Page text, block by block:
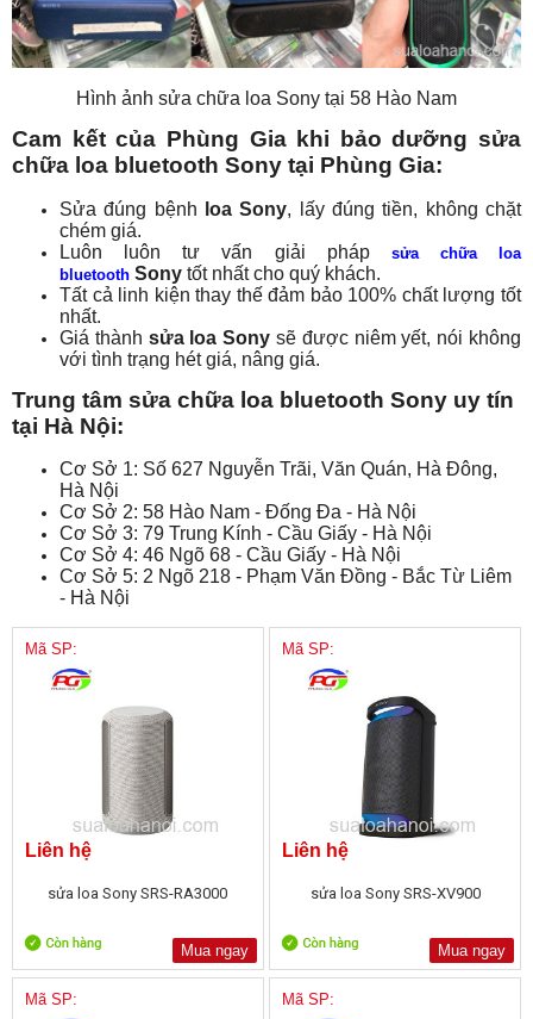
Hình ảnh sửa chữa loa Sony tại 58 Hào Nam
Cam kết của Phùng Gia khi bảo dưỡng sửa
chữa loa bluetooth Sony tại Phùng Gia:
Sửa đúng bệnh loa Sony, lấy đúng tiền, không chặt
chém giá.
Luôn luôn tư vấn giải pháp sửa chữa loa
bluetooth Sony tốt nhất cho quý khách.
Tất cả linh kiện thay thế đảm bảo 100% chất lượng tốt
nhất.
Giá thành sửa loa Sony sẽ được niêm yết, nói không
với tình trạng hét giá, nâng giá.
Trung tâm sửa chữa loa bluetooth Sony uy tín
tại Hà Nội:
Cơ Sở 1: Số 627 Nguyễn Trãi, Văn Quán, Hà Đông,
Hà Nội
Cơ Sở 2: 58 Hào Nam - Đống Đa - Hà Nội
Cơ Sở 3: 79 Trung Kính - Cầu Giấy - Hà Nội
Cơ Sở 4: 46 Ngõ 68 - Cầu Giấy - Hà Nội
Cơ Sở 5: 2 Ngõ 218 - Phạm Văn Đồng - Bắc Từ Liêm
- Hà Nội
Mã SP:
Liên hệ
sửa loa Sony SRS-RA3000
Mua ngay
Mã SP:
Liên hệ
sửa loa Sony SRS-XV900
Mua ngay
Mã SP: Mã SP: